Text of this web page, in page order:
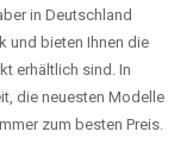
in Deutschland
und bieten Ihnen die
erhältlich sind. In
die neuesten Modelle
zum besten Preis.